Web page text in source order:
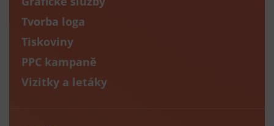
Tvorba loga
Tiskoviny
PPC kampaně
Vizitky a letáky